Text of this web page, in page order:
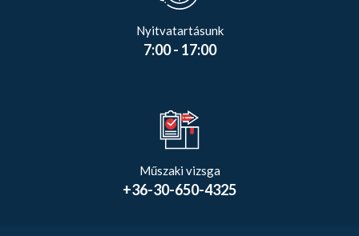
Nyitvatartásunk
7:00 - 17:00
Műszaki vizsga
+36-30-650-4325